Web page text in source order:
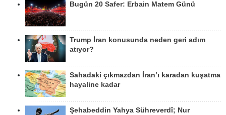
Bugün 20 Safer: Erbain Matem Günü
Trump İran konusunda neden geri adım
atıyor?
Sahadaki çıkmazdan İran’ı karadan kuşatma
hayaline kadar
Şehabeddin Yahya Sühreverdî; Nur